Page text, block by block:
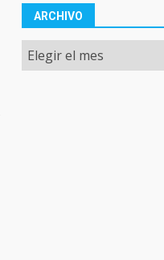
ARCHIVO
Archivo